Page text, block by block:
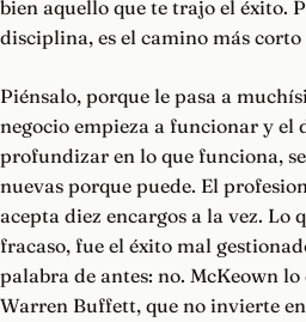
bien aquello que te trajo el éxito.
disciplina, es el camino más corto
Piénsalo, porque le pasa a
negocio empieza a funcionar y el
profundizar en lo que funciona,
nuevas porque puede. El
acepta diez encargos a la vez. Lo
fracaso, fue el éxito mal
palabra de antes: no. McKeown
Warren Buffett, que no invierte